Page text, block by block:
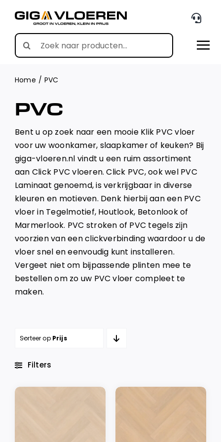
content
Search
for:
Home PVC
PVC
Bent u op zoek naar een mooie Klik PVC vloer
voor uw woonkamer, slaapkamer of keuken? Bij
giga-vloeren.nl vindt u een ruim assortiment
aan Click PVC vloeren. Click PVC, ook wel PVC
Laminaat genoemd, is verkrijgbaar in diverse
kleuren en motieven. Denk hierbij aan een PVC
vloer in Tegelmotief, Houtlook, Betonlook of
Marmerlook. PVC stroken of PVC tegels zijn
voorzien van een clickverbinding waardoor u de
vloer snel en eenvoudig kunt installeren.
Vergeet niet om bijpassende plinten mee te
bestellen om zo uw PVC vloer compleet te
maken.
Sorteer op Prijs
Filters